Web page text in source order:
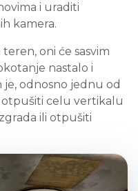
i uraditi
kamera.
oni će sasvim
nastalo i
odnosno jednu od
otpušiti celu vertikalu
ili otpušiti